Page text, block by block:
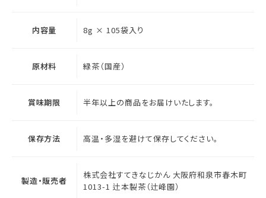
内容量 8g × 105袋入り
原材料 緑茶（国産）
賞味期限 半年以上の商品をお届けいたします。
保存方法 高温・多湿を避けて保存してください。
製造・販売者
株式会社すてきなじかん 大阪府和泉市春木町
1013-1 辻本製茶（辻峰園）